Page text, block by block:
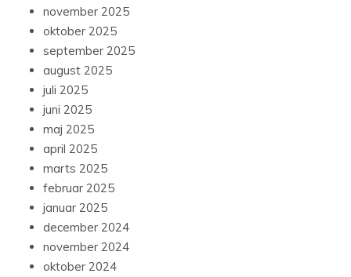
november 2025
oktober 2025
september 2025
august 2025
juli 2025
juni 2025
maj 2025
april 2025
marts 2025
februar 2025
januar 2025
december 2024
november 2024
oktober 2024